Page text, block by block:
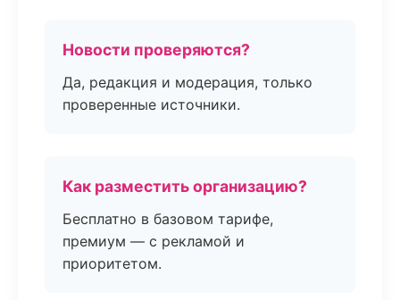
Новости проверяются?
Да, редакция и модерация, только
проверенные источники.
Как разместить организацию?
Бесплатно в базовом тарифе,
премиум — с рекламой и
приоритетом.